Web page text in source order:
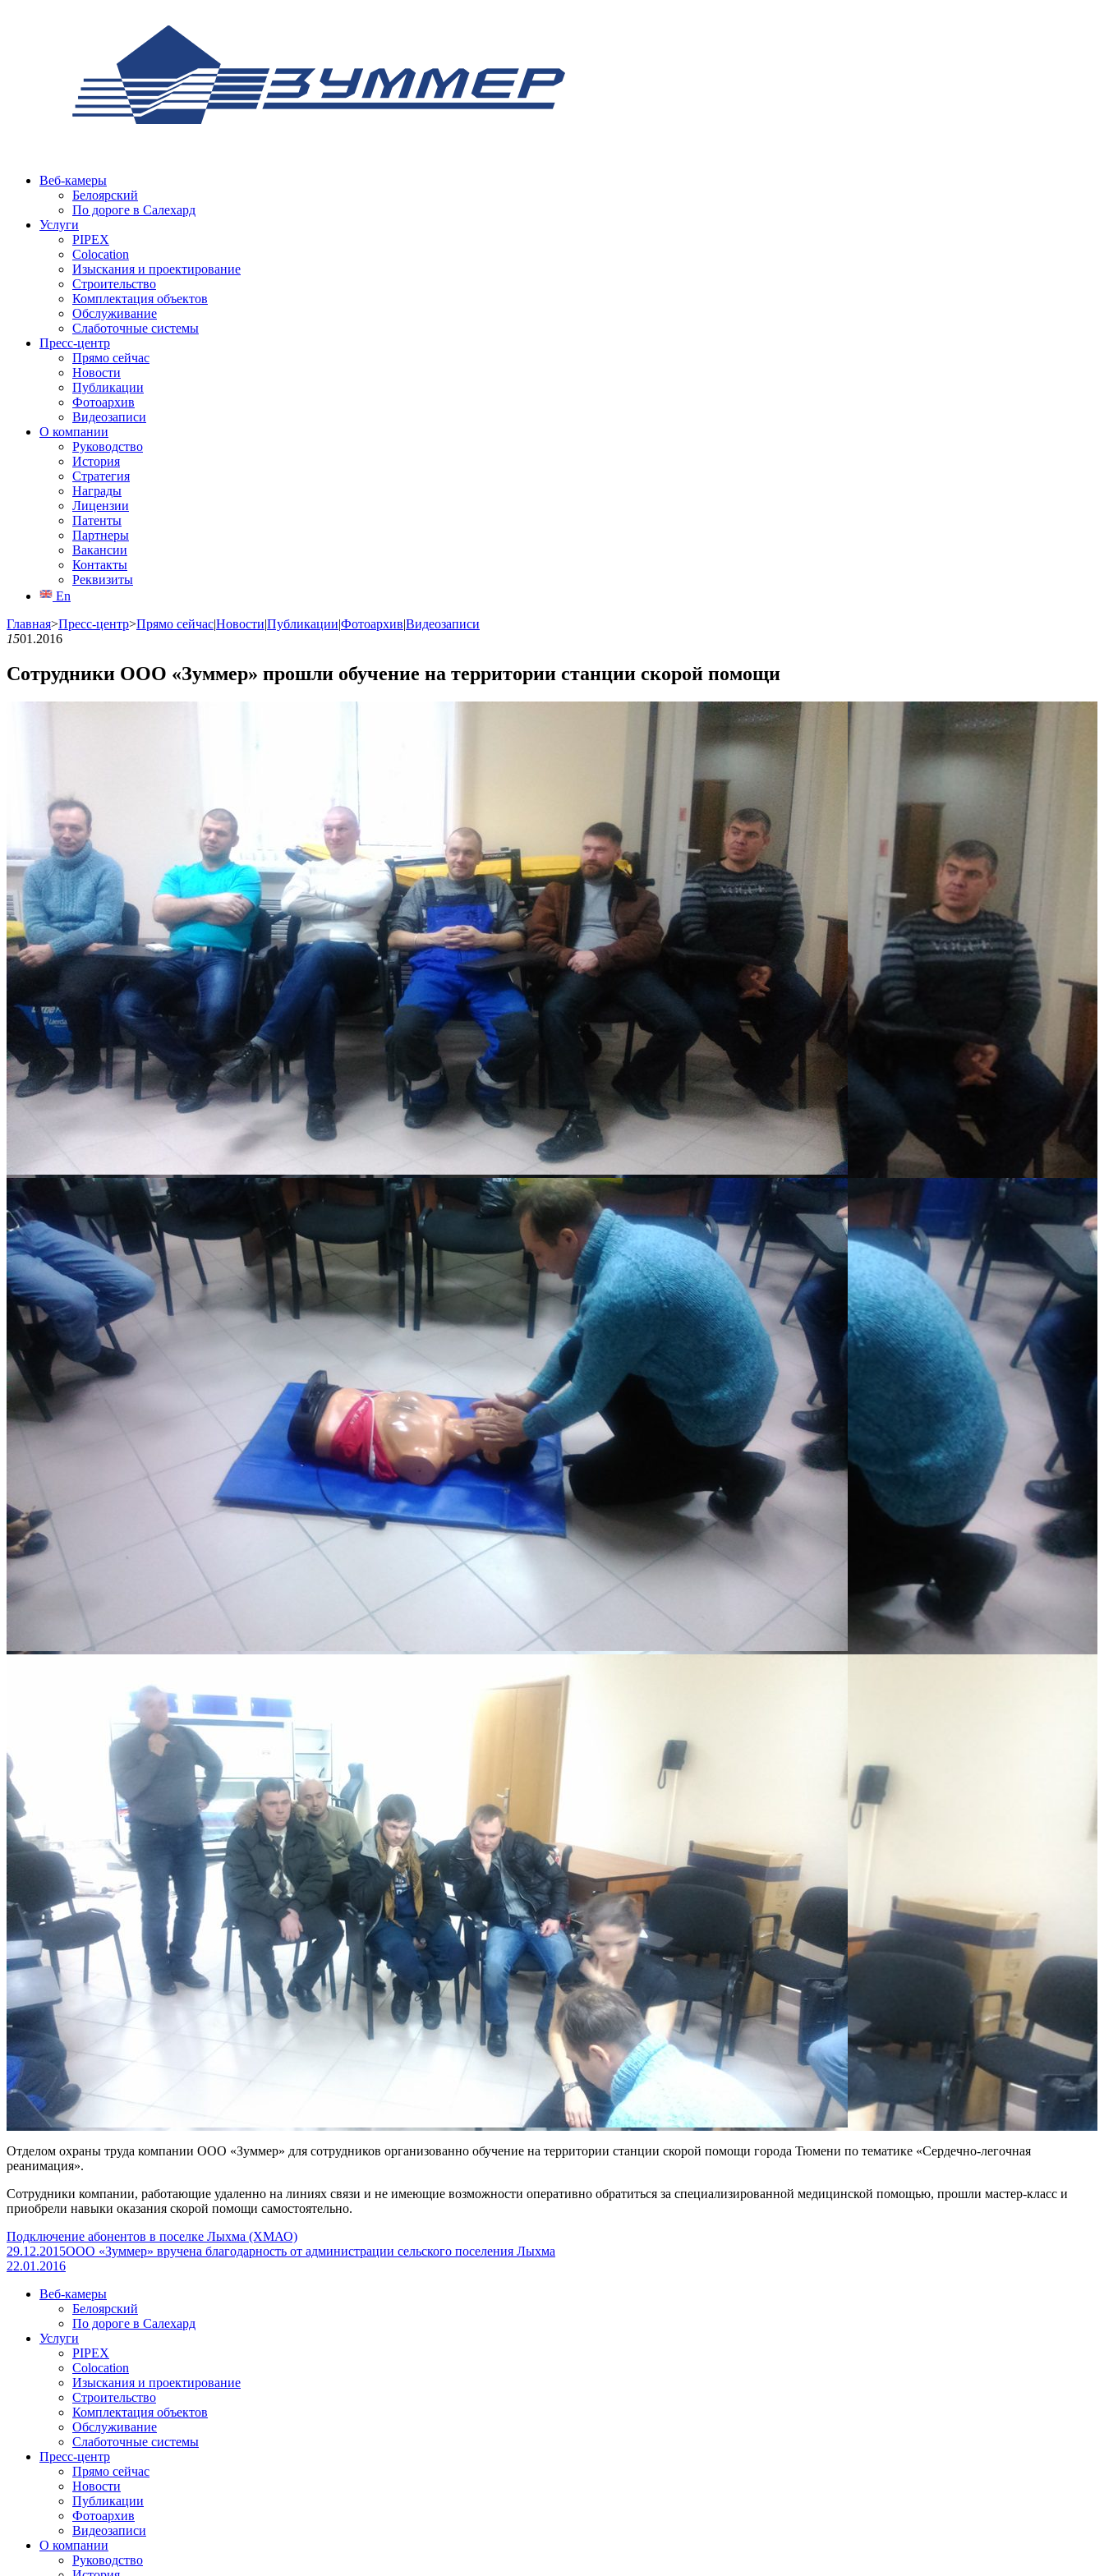
Веб-камеры
Белоярский
По дороге в Салехард
Услуги
PIPEX
Colocation
Изыскания и проектирование
Строительство
Комплектация объектов
Обслуживание
Слаботочные системы
Пресс-центр
Прямо сейчас
Новости
Публикации
Фотоархив
Видеозаписи
О компании
Руководство
История
Стратегия
Награды
Лицензии
Патенты
Партнеры
Вакансии
Контакты
Реквизиты
En
Главная>Пресс-центр>Прямо сейчас|Новости|Публикации|Фотоархив|Видеозаписи
1501.2016
Сотрудники ООО «Зуммер» прошли обучение на территории станции скорой помощи
Отделом охраны труда компании ООО «Зуммер» для сотрудников организованно обучение на территории станции скорой помощи города Тюмени по тематике «Сердечно-легочная
реанимация».
Сотрудники компании, работающие удаленно на линиях связи и не имеющие возможности оперативно обратиться за специализированной медицинской помощью, прошли мастер-класс и
приобрели навыки оказания скорой помощи самостоятельно.
Подключение абонентов в поселке Лыхма (ХМАО)
29.12.2015ООО «Зуммер» вручена благодарность от администрации сельского поселения Лыхма
22.01.2016
Веб-камеры
Белоярский
По дороге в Салехард
Услуги
PIPEX
Colocation
Изыскания и проектирование
Строительство
Комплектация объектов
Обслуживание
Слаботочные системы
Пресс-центр
Прямо сейчас
Новости
Публикации
Фотоархив
Видеозаписи
О компании
Руководство